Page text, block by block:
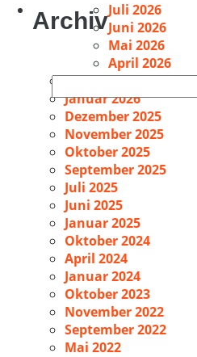
Suchen
nach:
ArchivJuli 2026
Juni 2026
Mai 2026
April 2026
Februar 2026
Januar 2026
Dezember 2025
November 2025
Oktober 2025
September 2025
Juli 2025
Juni 2025
Januar 2025
Oktober 2024
April 2024
Januar 2024
Oktober 2023
November 2022
September 2022
Mai 2022